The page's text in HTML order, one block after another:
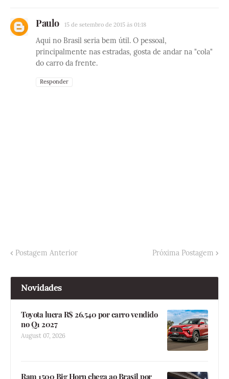
Paulo 15 de setembro de 2015 às 01:18
Aqui no Brasil seria bem útil. O pessoal,
principalmente nas estradas, gosta de andar na "cola"
do carro da frente.
Responder
Postagem Anterior Próxima Postagem
Novidades
Toyota lucra R$ 26.540 por carro vendido
no Q1 2027
August 07, 2026
Ram 1500 Big Horn chega ao Brasil por